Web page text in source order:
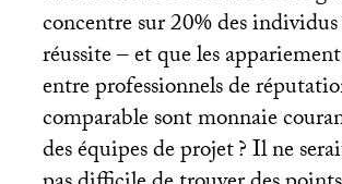
concentre sur 20% des
réussite – et que les
entre professionnels de
comparable sont monnaie
des équipes de projet? Il ne